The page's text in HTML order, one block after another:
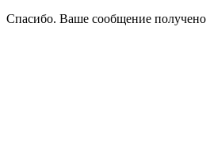
Спасибо. Ваше сообщение получено